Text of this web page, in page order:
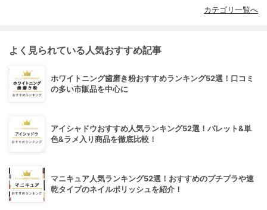
カテゴリ一覧へ
よく見られている人気おすすめ記事
ホワイトニング歯磨き粉おすすめランキング52選！口コミ
の多い市販品を中心に
アイシャドウおすすめ人気ランキング52選！パレット&単
色&ラメ入り商品を徹底比較！
マニキュア人気ランキング52選！おすすめのプチプラや速
乾タイプのネイルポリッシュを紹介！